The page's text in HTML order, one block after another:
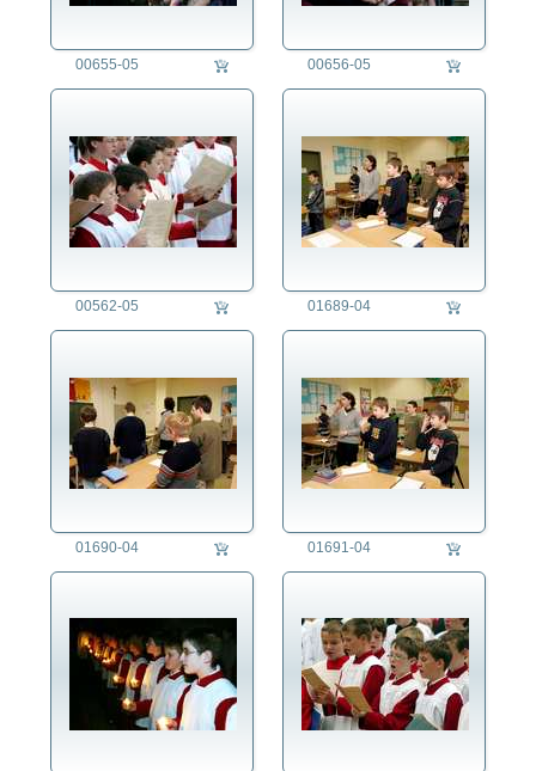
00655-05 00656-05
00562-05 01689-04
01690-04 01691-04